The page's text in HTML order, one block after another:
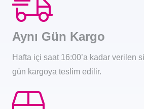
Aynı Gün Kargo
Hafta içi saat 16:00’a kadar verilen
gün kargoya teslim edilir.